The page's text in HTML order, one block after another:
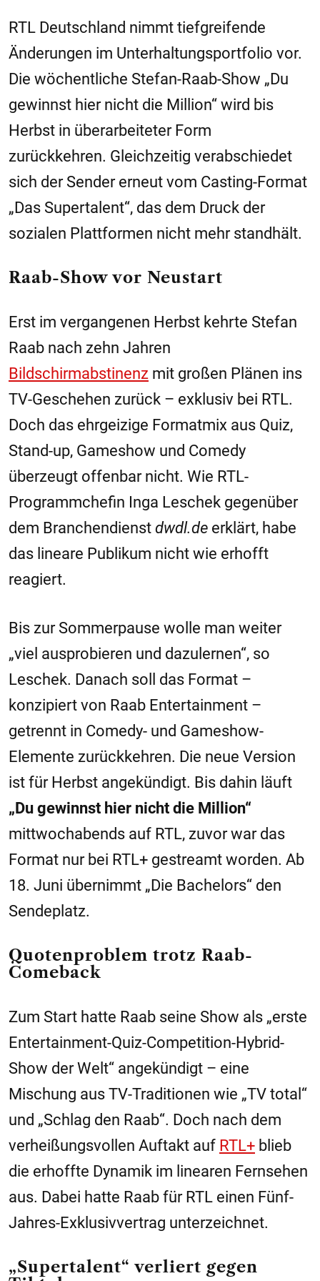
RTL Deutschland nimmt tiefgreifende
Änderungen im Unterhaltungsportfolio vor.
Die wöchentliche Stefan-Raab-Show „Du
gewinnst hier nicht die Million“ wird bis
Herbst in überarbeiteter Form
zurückkehren. Gleichzeitig verabschiedet
sich der Sender erneut vom Casting-Format
„Das Supertalent“, das dem Druck der
sozialen Plattformen nicht mehr standhält.
Raab-Show vor Neustart
Erst im vergangenen Herbst kehrte Stefan
Raab nach zehn Jahren
Bildschirmabstinenz mit großen Plänen ins
TV-Geschehen zurück – exklusiv bei RTL.
Doch das ehrgeizige Formatmix aus Quiz,
Stand-up, Gameshow und Comedy
überzeugt offenbar nicht. Wie RTL-
Programmchefin Inga Leschek gegenüber
dem Branchendienst dwdl.de erklärt, habe
das lineare Publikum nicht wie erhofft
reagiert.
Bis zur Sommerpause wolle man weiter
„viel ausprobieren und dazulernen“, so
Leschek. Danach soll das Format –
konzipiert von Raab Entertainment –
getrennt in Comedy- und Gameshow-
Elemente zurückkehren. Die neue Version
ist für Herbst angekündigt. Bis dahin läuft
„Du gewinnst hier nicht die Million“
mittwochabends auf RTL, zuvor war das
Format nur bei RTL+ gestreamt worden. Ab
18. Juni übernimmt „Die Bachelors“ den
Sendeplatz.
Quotenproblem trotz Raab-
Comeback
Zum Start hatte Raab seine Show als „erste
Entertainment-Quiz-Competition-Hybrid-
Show der Welt“ angekündigt – eine
Mischung aus TV-Traditionen wie „TV total“
und „Schlag den Raab“. Doch nach dem
verheißungsvollen Auftakt auf RTL+ blieb
die erhoffte Dynamik im linearen Fernsehen
aus. Dabei hatte Raab für RTL einen Fünf-
Jahres-Exklusivvertrag unterzeichnet.
„Supertalent“ verliert gegen